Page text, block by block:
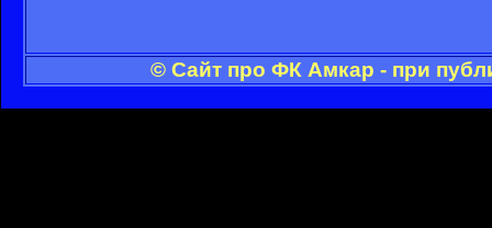
© Сайт про ФК Амкар - при